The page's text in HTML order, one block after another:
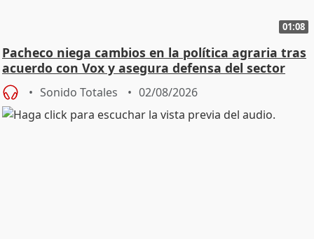
01:08
Pacheco niega cambios en la política agraria tras
acuerdo con Vox y asegura defensa del sector
Sonido Totales 02/08/2026